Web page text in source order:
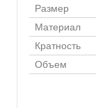
Размер
Материал
Кратность
Объем